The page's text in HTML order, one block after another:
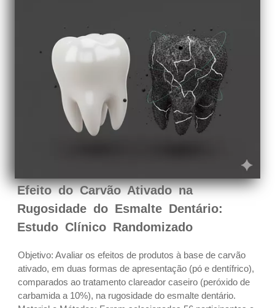
Efeito do Carvão Ativado na
Rugosidade do Esmalte Dentário:
Estudo Clínico Randomizado
Objetivo: Avaliar os efeitos de produtos à base de carvão
ativado, em duas formas de apresentação (pó e dentífrico),
comparados ao tratamento clareador caseiro (peróxido de
carbamida a 10%), na rugosidade do esmalte dentário.